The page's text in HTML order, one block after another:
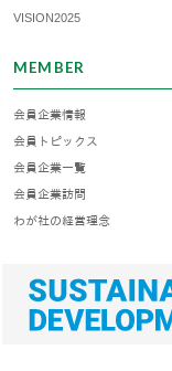
VISION2025
MEMBER
会員企業情報
会員トピックス
会員企業一覧
会員企業訪問
わが社の経営理念